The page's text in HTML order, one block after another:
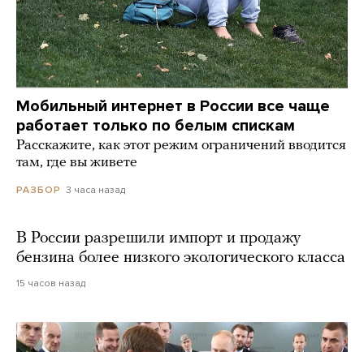
Мобильный интернет в России все чаще
работает только по белым спискам
Расскажите, как этот режим ограничений вводится
там, где вы живете
РАЗБОР 3 часа назад
В России разрешили импорт и продажу
бензина более низкого экологического класса
15 часов назад